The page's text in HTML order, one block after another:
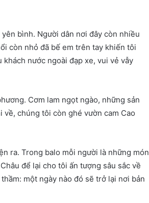
bình. Người dân nơi đây còn nhiều
còn nhỏ đã bế em trên tay khiến tôi
nước ngoài đạp xe, vui vẻ vẫy
Cơm lam ngọt ngào, những sản
chúng tôi còn ghé vườn cam Cao
ra. Trong balo mỗi người là những món
để lại cho tôi ấn tượng sâu sắc về
một ngày nào đó sẽ trở lại nơi bản